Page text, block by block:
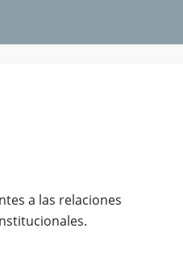
a las relaciones